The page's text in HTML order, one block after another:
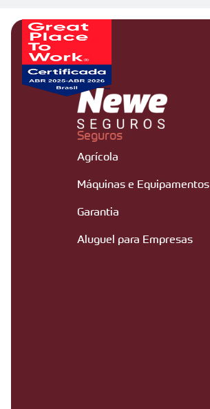
Seguros
Agrícola
Máquinas e Equipamentos
Garantia
Aluguel para Empresas